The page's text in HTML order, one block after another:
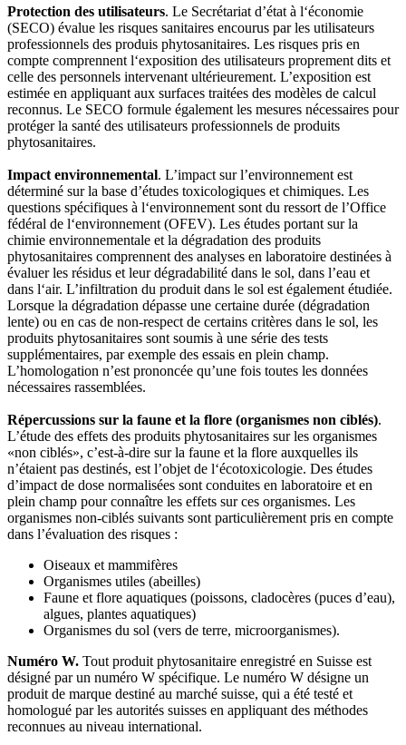
Protection des utilisateurs. Le Secrétariat d’état à l‘économie
(SECO) évalue les risques sanitaires encourus par les utilisateurs
professionnels des produis phytosanitaires. Les risques pris en
compte comprennent l‘exposition des utilisateurs proprement dits et
celle des personnels intervenant ultérieurement. L’exposition est
estimée en appliquant aux surfaces traitées des modèles de calcul
reconnus. Le SECO formule également les mesures nécessaires pour
protéger la santé des utilisateurs professionnels de produits
phytosanitaires.
Impact environnemental. L’impact sur l’environnement est
déterminé sur la base d’études toxicologiques et chimiques. Les
questions spécifiques à l‘environnement sont du ressort de l’Office
fédéral de l‘environnement (OFEV). Les études portant sur la
chimie environnementale et la dégradation des produits
phytosanitaires comprennent des analyses en laboratoire destinées à
évaluer les résidus et leur dégradabilité dans le sol, dans l’eau et
dans l‘air. L’infiltration du produit dans le sol est également étudiée.
Lorsque la dégradation dépasse une certaine durée (dégradation
lente) ou en cas de non-respect de certains critères dans le sol, les
produits phytosanitaires sont soumis à une série des tests
supplémentaires, par exemple des essais en plein champ.
L’homologation n’est prononcée qu’une fois toutes les données
nécessaires rassemblées.
Répercussions sur la faune et la flore (organismes non ciblés).
L’étude des effets des produits phytosanitaires sur les organismes
«non ciblés», c’est-à-dire sur la faune et la flore auxquelles ils
n’étaient pas destinés, est l’objet de l‘écotoxicologie. Des études
d’impact de dose normalisées sont conduites en laboratoire et en
plein champ pour connaître les effets sur ces organismes. Les
organismes non-ciblés suivants sont particulièrement pris en compte
dans l’évaluation des risques :
Oiseaux et mammifères
Organismes utiles (abeilles)
Faune et flore aquatiques (poissons, cladocères (puces d’eau),
algues, plantes aquatiques)
Organismes du sol (vers de terre, microorganismes).
Numéro W. Tout produit phytosanitaire enregistré en Suisse est
désigné par un numéro W spécifique. Le numéro W désigne un
produit de marque destiné au marché suisse, qui a été testé et
homologué par les autorités suisses en appliquant des méthodes
reconnues au niveau international.